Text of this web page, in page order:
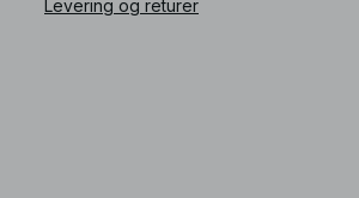
Levering og returer